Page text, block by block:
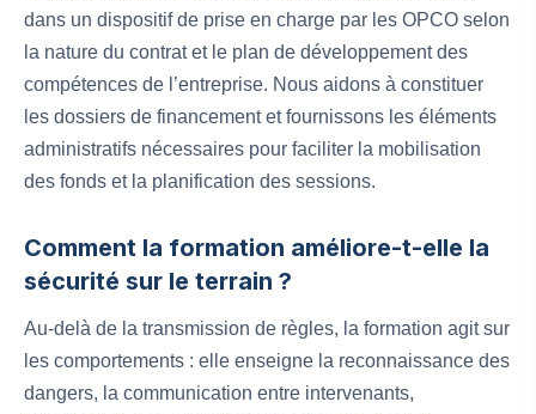
dans un dispositif de prise en charge par les OPCO selon
la nature du contrat et le plan de développement des
compétences de l’entreprise. Nous aidons à constituer
les dossiers de financement et fournissons les éléments
administratifs nécessaires pour faciliter la mobilisation
des fonds et la planification des sessions.
Comment la formation améliore-t-elle la
sécurité sur le terrain ?
Au-delà de la transmission de règles, la formation agit sur
les comportements : elle enseigne la reconnaissance des
dangers, la communication entre intervenants,